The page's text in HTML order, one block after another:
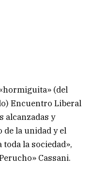
(del
Encuentro Liberal
alcanzadas y
de la unidad y el
la sociedad»,
Cassani.